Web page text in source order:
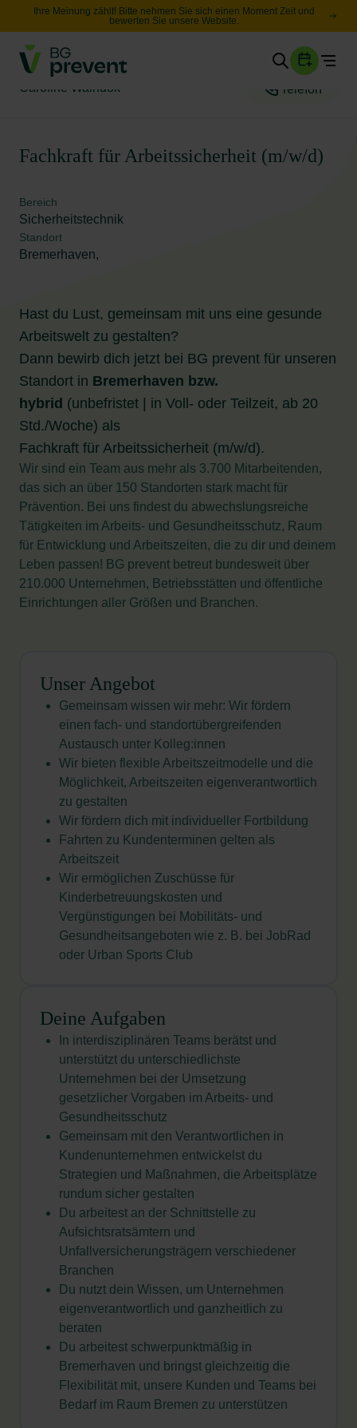
Ihre Meinung zählt! Bitte nehmen Sie sich einen Moment Zeit und
bewerten Sie unsere Website.
Gesundheit
Unternehmen
Wissen
Caroline Waindok Telefon
Fachkraft für Arbeitssicherheit (m/w/d)
Bereich
Sicherheitstechnik
Standort
Bremerhaven,
Hast du Lust, gemeinsam mit uns eine gesunde
Arbeitswelt zu gestalten?
Dann bewirb dich jetzt bei BG prevent für unseren
Standort in Bremerhaven bzw.
hybrid (unbefristet | in Voll- oder Teilzeit, ab 20
Std./Woche) als
Fachkraft für Arbeitssicherheit (m/w/d).
Wir sind ein Team aus mehr als 3.700 Mitarbeitenden,
das sich an über 150 Standorten stark macht für
Prävention. Bei uns findest du abwechslungsreiche
Tätigkeiten im Arbeits- und Gesundheitsschutz, Raum
für Entwicklung und Arbeitszeiten, die zu dir und deinem
Leben passen! BG prevent betreut bundesweit über
210.000 Unternehmen, Betriebsstätten und öffentliche
Einrichtungen aller Größen und Branchen.
Unser Angebot
Gemeinsam wissen wir mehr: Wir fördern
einen fach- und standortübergreifenden
Austausch unter Kolleg:innen
Wir bieten flexible Arbeitszeitmodelle und die
Möglichkeit, Arbeitszeiten eigenverantwortlich
zu gestalten
Wir fördern dich mit individueller Fortbildung
Fahrten zu Kundenterminen gelten als
Arbeitszeit
Wir ermöglichen Zuschüsse für
Kinderbetreuungskosten und
Vergünstigungen bei Mobilitäts- und
Gesundheitsangeboten wie z. B. bei JobRad
oder Urban Sports Club
Deine Aufgaben
In interdisziplinären Teams berätst und
unterstützt du unterschiedlichste
Unternehmen bei der Umsetzung
gesetzlicher Vorgaben im Arbeits- und
Gesundheitsschutz
Gemeinsam mit den Verantwortlichen in
Kundenunternehmen entwickelst du
Strategien und Maßnahmen, die Arbeitsplätze
rundum sicher gestalten
Du arbeitest an der Schnittstelle zu
Aufsichtsratsämtern und
Unfallversicherungsträgern verschiedener
Branchen
Du nutzt dein Wissen, um Unternehmen
eigenverantwortlich und ganzheitlich zu
beraten
Du arbeitest schwerpunktmäßig in
Bremerhaven und bringst gleichzeitig die
Flexibilität mit, unsere Kunden und Teams bei
Bedarf im Raum Bremen zu unterstützen